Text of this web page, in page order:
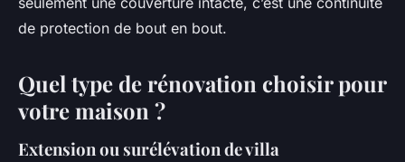
de protection de bout en bout.
Quel type de rénovation choisir pour
votre maison ?
Extension ou surélévation de villa